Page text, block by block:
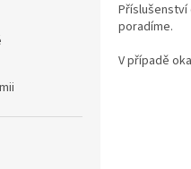
poradíme.
V případě